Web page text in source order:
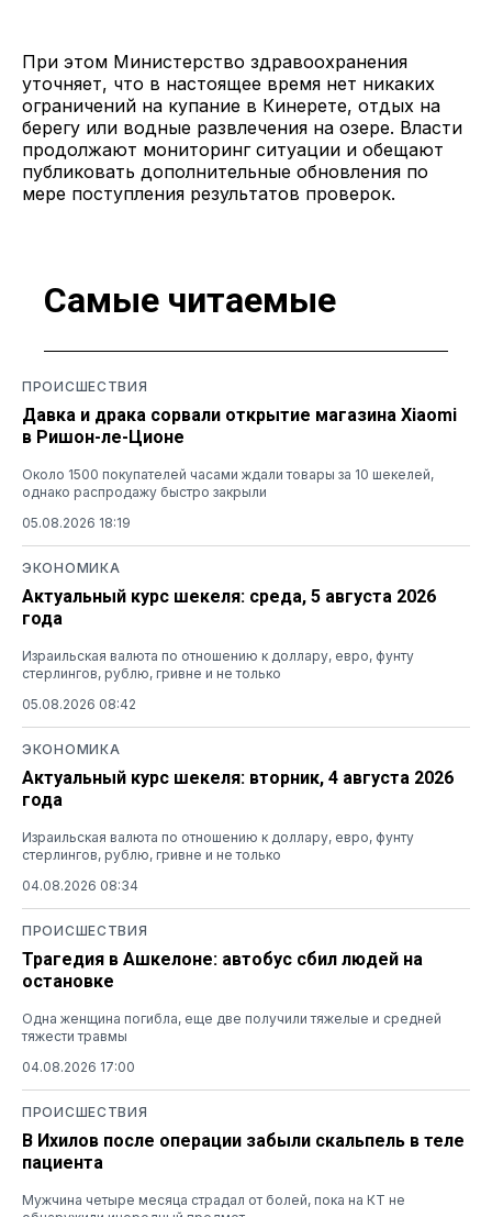
При этом Министерство здравоохранения
уточняет, что в настоящее время нет никаких
ограничений на купание в Кинерете, отдых на
берегу или водные развлечения на озере. Власти
продолжают мониторинг ситуации и обещают
публиковать дополнительные обновления по
мере поступления результатов проверок.
Самые читаемые
ПРОИСШЕСТВИЯ
Давка и драка сорвали открытие магазина Xiaomi
в Ришон-ле-Ционе
Около 1500 покупателей часами ждали товары за 10 шекелей,
однако распродажу быстро закрыли
05.08.2026 18:19
ЭКОНОМИКА
Актуальный курс шекеля: среда, 5 августа 2026
года
Израильская валюта по отношению к доллару, евро, фунту
стерлингов, рублю, гривне и не только
05.08.2026 08:42
ЭКОНОМИКА
Актуальный курс шекеля: вторник, 4 августа 2026
года
Израильская валюта по отношению к доллару, евро, фунту
стерлингов, рублю, гривне и не только
04.08.2026 08:34
ПРОИСШЕСТВИЯ
Трагедия в Ашкелоне: автобус сбил людей на
остановке
Одна женщина погибла, еще две получили тяжелые и средней
тяжести травмы
04.08.2026 17:00
ПРОИСШЕСТВИЯ
В Ихилов после операции забыли скальпель в теле
пациента
Мужчина четыре месяца страдал от болей, пока на КТ не